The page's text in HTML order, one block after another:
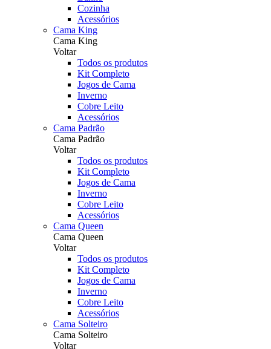
Cozinha
Acessórios
Cama King
Cama King
Voltar
Todos os produtos
Kit Completo
Jogos de Cama
Inverno
Cobre Leito
Acessórios
Cama Padrão
Cama Padrão
Voltar
Todos os produtos
Kit Completo
Jogos de Cama
Inverno
Cobre Leito
Acessórios
Cama Queen
Cama Queen
Voltar
Todos os produtos
Kit Completo
Jogos de Cama
Inverno
Cobre Leito
Acessórios
Cama Solteiro
Cama Solteiro
Voltar